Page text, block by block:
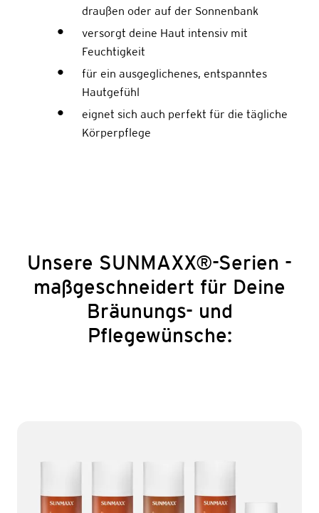
draußen oder auf der Sonnenbank
versorgt deine Haut intensiv mit
Feuchtigkeit
für ein ausgeglichenes, entspanntes
Hautgefühl
eignet sich auch perfekt für die tägliche
Körperpflege
Unsere SUNMAXX®-Serien -
maßgeschneidert für Deine
Bräunungs- und
Pflegewünsche: